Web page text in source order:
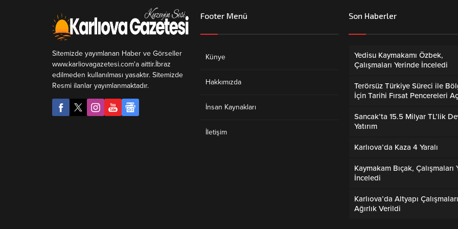
Sitemizde yayımlanan Haber ve Görseller
www.karliovagazetesi.com'a aittir.İbraz
edilmeden kullanılması yasaktır. Sitemizde
Resmi ilanlar yayımlanmaktadır.
Footer Menü
Künye
Hakkımızda
İnsan Kaynakları
İletişim
Son Haberler
Yedisu Kaymakamı Özbek,
Çalışmaları Yerinde İnceledi
Terörsüz Türkiye Süreci ile
İçin Tarihi Fırsat Pencereleri
Sancak’ta 15.5 Milyar TL’lik
Yatırım
Karlıova’da Kaza 4 Yaralı
Kaymakam Bıçak, Çalışmaları
İnceledi
Karlıova’da Altyapı
Ağırlık Verildi